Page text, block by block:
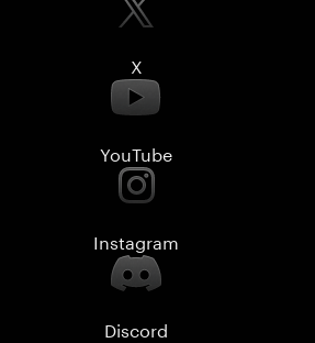
X
YouTube
Instagram
Discord